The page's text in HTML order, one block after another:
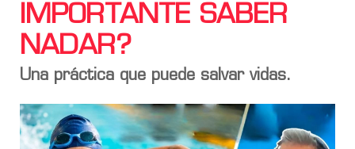
IMPORTANTE SABER
NADAR?
Una práctica que puede salvar vidas.